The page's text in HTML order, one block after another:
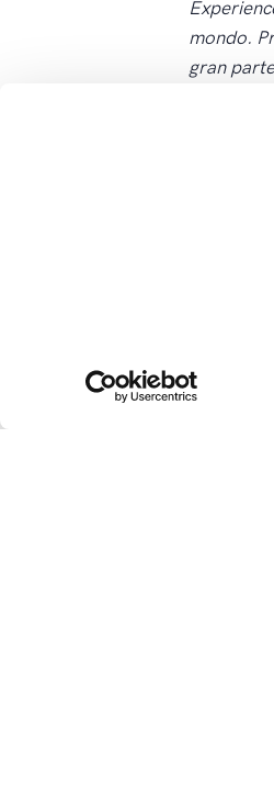
mondo.
gran